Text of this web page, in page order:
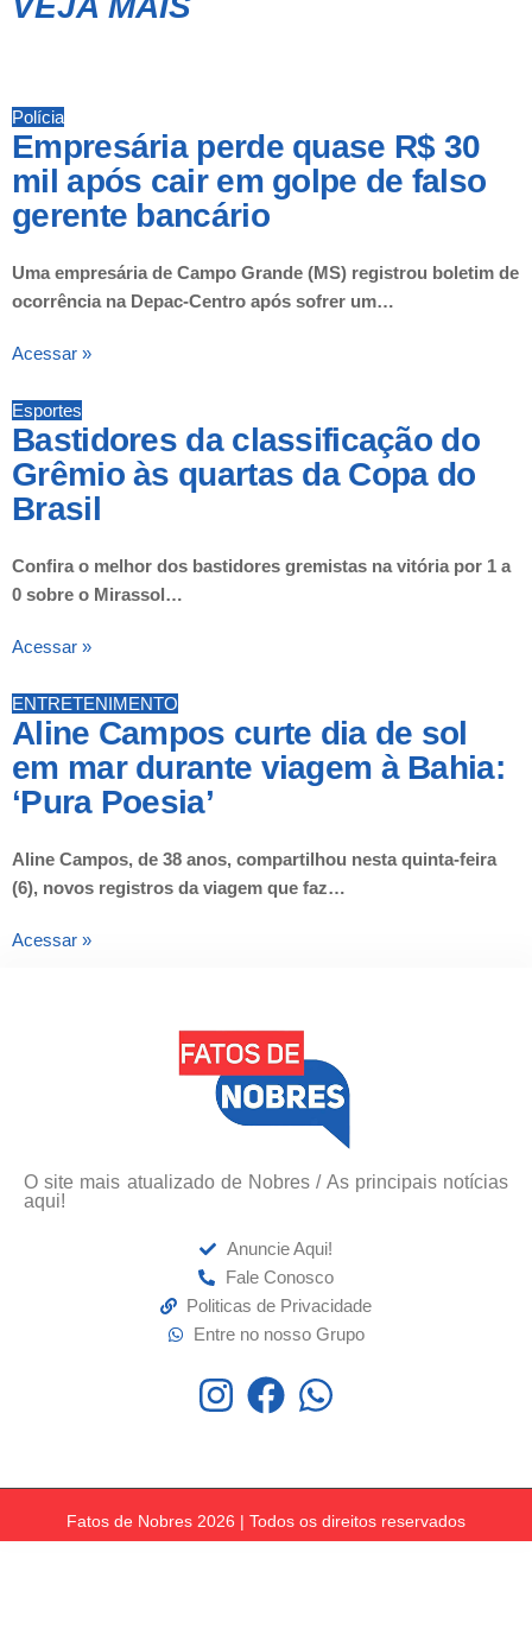
13 de agosto
Polícia
Empresária perde quase R$ 30
mil após cair em golpe de falso
gerente bancário
Uma empresária de Campo Grande (MS) registrou boletim de
ocorrência na Depac-Centro após sofrer um…
Acessar »
Esportes
Bastidores da classificação do
Grêmio às quartas da Copa do
Brasil
Confira o melhor dos bastidores gremistas na vitória por 1 a
0 sobre o Mirassol…
Acessar »
ENTRETENIMENTO
Aline Campos curte dia de sol
em mar durante viagem à Bahia:
‘Pura Poesia’
Aline Campos, de 38 anos, compartilhou nesta quinta-feira
(6), novos registros da viagem que faz…
Acessar »
O site mais atualizado de Nobres / As principais notícias
aqui!
Anuncie Aqui!
Fale Conosco
Politicas de Privacidade
Entre no nosso Grupo
Fatos de Nobres 2026 | Todos os direitos reservados